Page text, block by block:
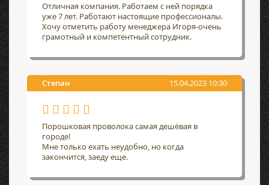
Отличная компания. Работаем с ней порядка
уже 7 лет. Работают настоящие профессионалы.
Хочу отметить работу менеджера Игоря-очень
грамотный и компетентный сотрудник.
Степан 15.04.2023 10:30
Порошковая проволока самая дешёвая в
городе!
Мне только ехать неудобно, но когда
закончится, заеду еще.